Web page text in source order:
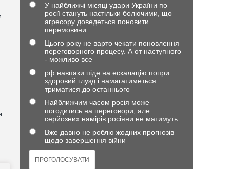
У найближчі місяці удари України по
росії стануть настільки болючими, що
агресору доведеться поновити
перемовини
Цього року не варто чекати поновлення
переговорного процесу. А от наступного
- можливо все
рф навпаки піде на ескалацію попри
здоровий глузд і намагатиметься
триматися до останнього
Найближчим часом росія може
погодитись на переговори, але
серйозних намірів росіяни не матимуть
Вже давно не роблю жодних прогнозів
щодо завершення війни